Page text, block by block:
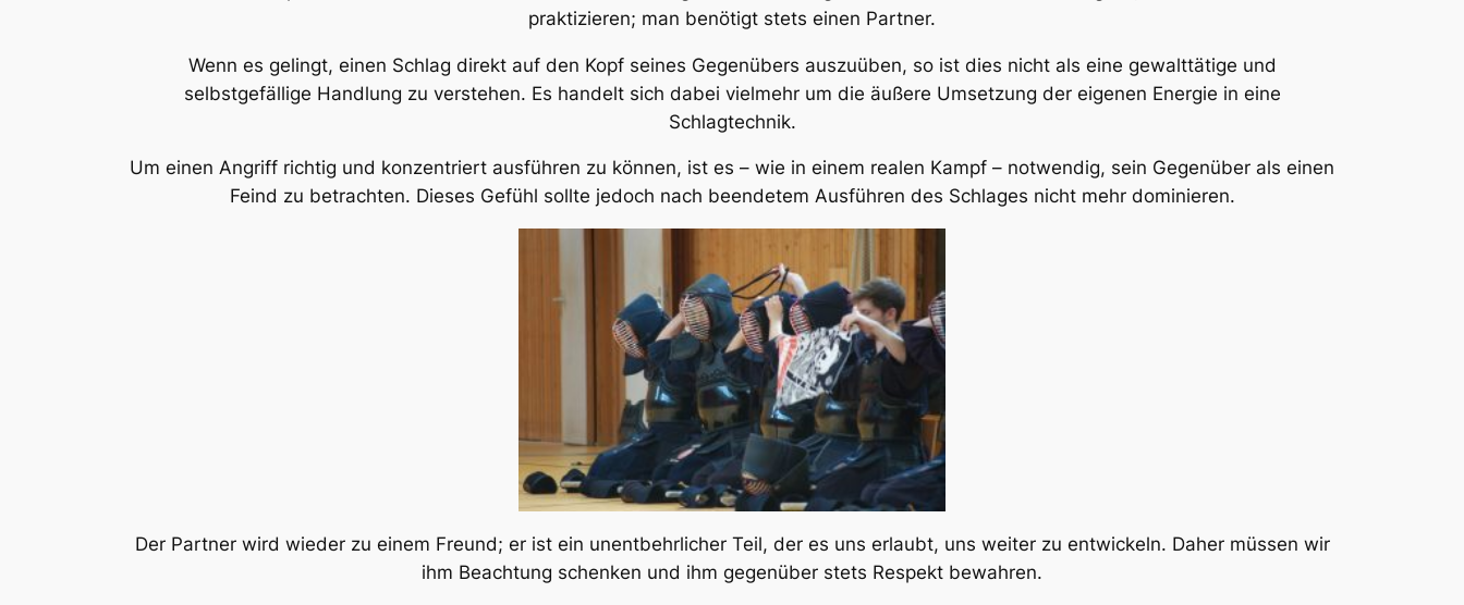
praktizieren; man benötigt stets einen Partner.
Wenn es gelingt, einen Schlag direkt auf den Kopf seines Gegenübers auszuüben, so ist dies nicht als eine gewalttätige und
selbstgefällige Handlung zu verstehen. Es handelt sich dabei vielmehr um die äußere Umsetzung der eigenen Energie in eine
Schlagtechnik.
Um einen Angriff richtig und konzentriert ausführen zu können, ist es – wie in einem realen Kampf – notwendig, sein Gegenüber als einen
Feind zu betrachten. Dieses Gefühl sollte jedoch nach beendetem Ausführen des Schlages nicht mehr dominieren.
Der Partner wird wieder zu einem Freund; er ist ein unentbehrlicher Teil, der es uns erlaubt, uns weiter zu entwickeln. Daher müssen wir
ihm Beachtung schenken und ihm gegenüber stets Respekt bewahren.